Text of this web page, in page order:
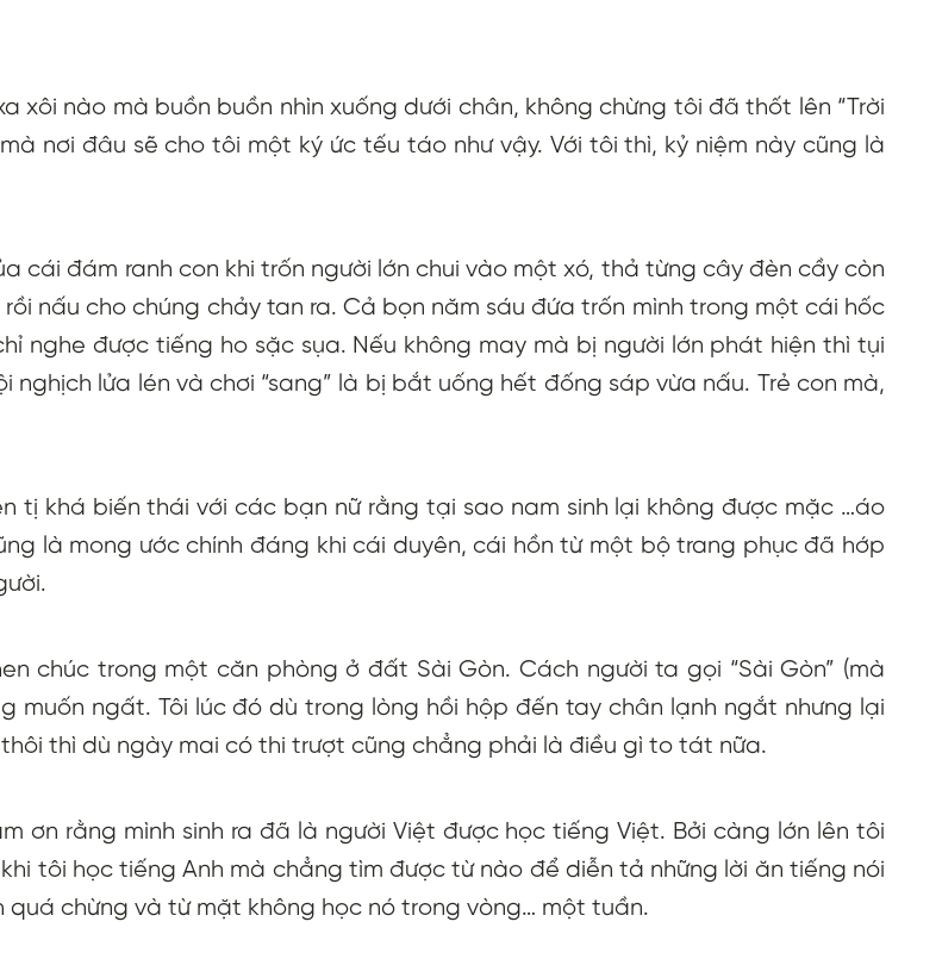
xôi nào mà buồn buồn nhìn xuống dưới chân, không chừng tôi đã thốt lên “Trời
nơi đâu sẽ cho tôi một ký ức tếu táo như vậy. Với tôi thì, kỷ niệm này cũng là
cái đám ranh con khi trốn người lớn chui vào một xó, thả từng cây đèn cầy còn
nấu cho chúng chảy tan ra. Cả bọn năm sáu đứa trốn mình trong một cái hốc
nghe được tiếng ho sặc sụa. Nếu không may mà bị người lớn phát hiện thì tụi
lửa lén và chơi “sang” là bị bắt uống hết đống sáp vừa nấu. Trẻ con mà,
tị khá biến thái với các bạn nữ rằng tại sao nam sinh lại không được mặc …áo
là mong ước chính đáng khi cái duyên, cái hồn từ một bộ trang phục đã hớp
chúc trong một căn phòng ở đất Sài Gòn. Cách người ta gọi “Sài Gòn” (mà
muốn ngất. Tôi lúc đó dù trong lòng hồi hộp đến tay chân lạnh ngắt nhưng lại
thì dù ngày mai có thi trượt cũng chẳng phải là điều gì to tát nữa.
ơn rằng mình sinh ra đã là người Việt được học tiếng Việt. Bởi càng lớn lên tôi
tôi học tiếng Anh mà chẳng tìm được từ nào để diễn tả những lời ăn tiếng nói
chừng và từ mặt không học nó trong vòng… một tuần.